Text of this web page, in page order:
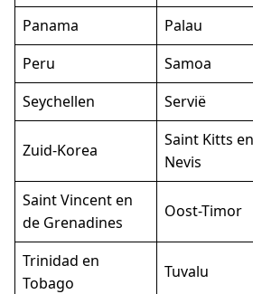
Panama
Palau
Peru
Samoa
Seychellen
Servië
Zuid-Korea
Saint Kitts en
Nevis
Saint Vincent en
de Grenadines
Oost-Timor
Trinidad en
Tobago
Tuvalu